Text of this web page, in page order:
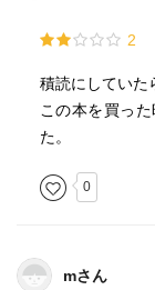
2
積読にしていた
この本を買っ
た。
0
mさん